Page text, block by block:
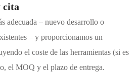
cita
adecuada – nuevo desarrollo o
– y proporcionamos un
el coste de las herramientas (si es
el MOQ y el plazo de entrega.